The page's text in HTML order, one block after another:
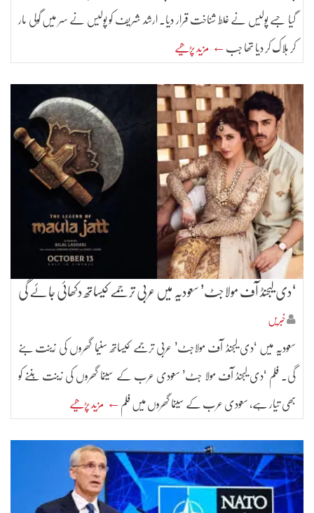
گیا جسے پولیس نے غلط شناخت قرار دیا۔ ارشد شریف کو پولیس نے سر میں گولی مار
کر ہلاک کر دیا تھا جب ← مزید پڑھیے
‘دی لیجنڈ آف مولاجٹ’ سعودیہ میں عربی ترجمے کیساتھ دکھائی جائے گی
خبریں
سعودیہ میں ‘دی لیجنڈ آف مولاجٹ’ عربی ترجمے کیساتھ سنیما گھروں کی زینت بنے
گی. فلم ‘دی لیجنڈ آف مولا جٹ’ سعودی عرب کے سینما گھروں کی زینت بننے کو
بھی تیار ہے، سعودی عرب کے سینما گھروں میں فلم ← مزید پڑھیے